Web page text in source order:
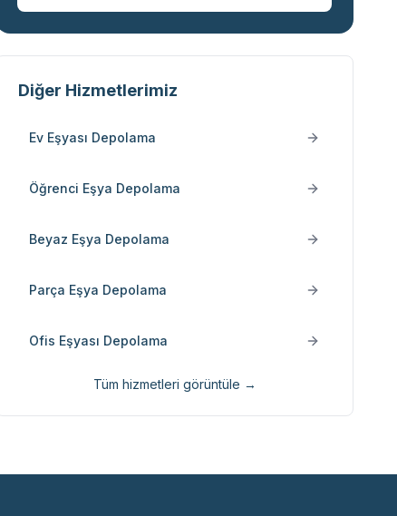
Diğer Hizmetlerimiz
Ev Eşyası Depolama
Öğrenci Eşya Depolama
Beyaz Eşya Depolama
Parça Eşya Depolama
Ofis Eşyası Depolama
Tüm hizmetleri görüntüle →